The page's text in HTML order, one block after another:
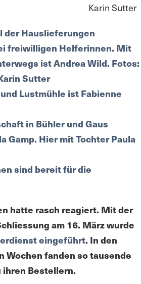
Karin Sutter
hatte rasch reagiert. Mit der
am 16. März wurde
eingeführt. In den
Wochen fanden so tausende
ihren Bestellern.